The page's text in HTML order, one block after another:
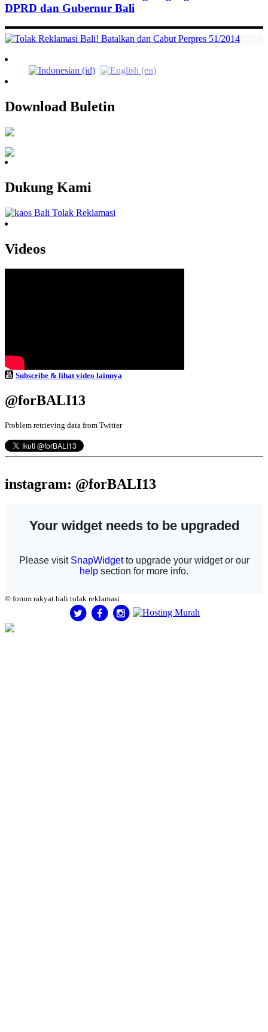
DPRD dan Gubernur Bali
Download Buletin
Dukung Kami
Videos
Subscribe & lihat video lainnya
@forBALI13
Problem retrieving data from Twitter
instagram: @forBALI13
© forum rakyat bali tolak reklamasi